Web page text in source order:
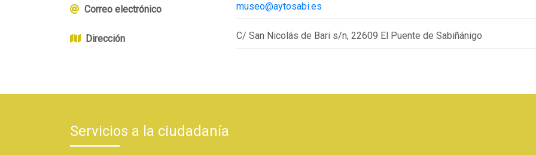
Correo electrónico museo@aytosabi.es
Dirección C/ San Nicolás de Bari s/n, 22609 El Puente de Sabiñánigo
Servicios a la ciudadanía